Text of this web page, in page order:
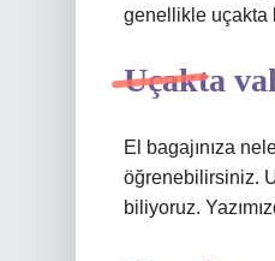
genellikle uçakta
Uçakta
El bagajınıza
öğrenebilirsiniz.
biliyoruz.